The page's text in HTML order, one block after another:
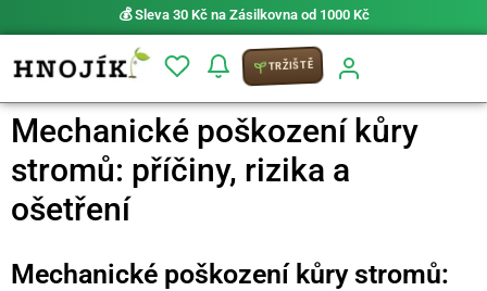
⚡ Možnost PRIO doručení do 24 h
TRŽIŠTĚ
Mechanické poškození kůry
stromů: příčiny, rizika a
ošetření
Mechanické poškození kůry stromů: